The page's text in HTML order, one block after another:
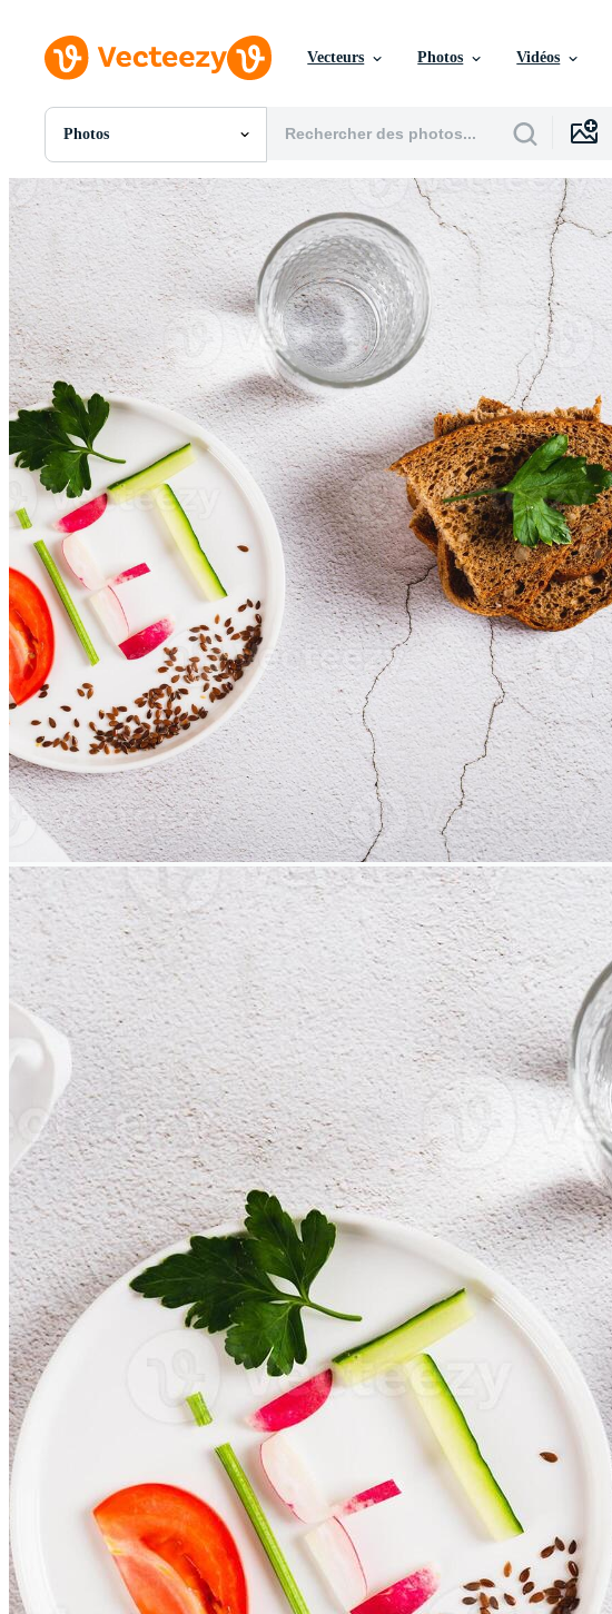
Vecteurs Photos Vidéos
Photos
Toutes Images
Photos
PNGs
PSDs
SVGs
Modèles
Vecteurs
Vidéos
Motion graphics
Images Éditoriales
Événements Éditoriaux